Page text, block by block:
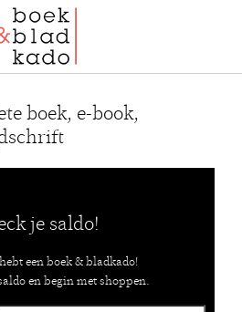
boek, e-book,
je saldo!
een boek & bladkado!
en begin met shoppen.